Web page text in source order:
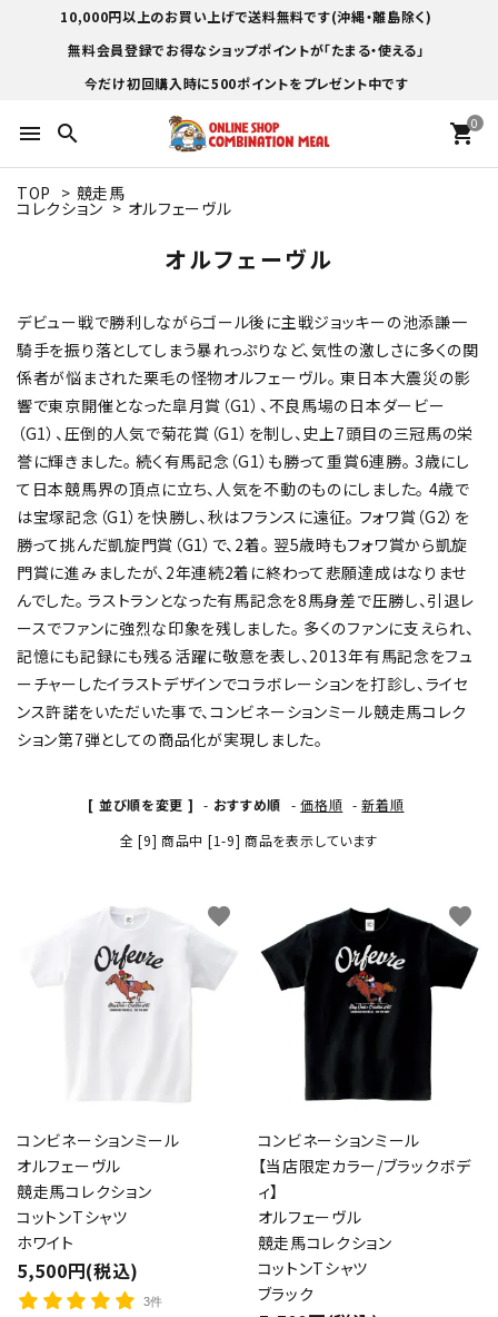
10,000円以上のお買い上げで送料無料です(沖縄・離島除く)
無料会員登録でお得なショップポイントが「たまる・使える」
今だけ初回購入時に500ポイントをプレゼント中です
menu search 0
shopping_cart
TOP > 競走馬
コレクション > オルフェーヴル
オルフェーヴル
デビュー戦で勝利しながらゴール後に主戦ジョッキーの池添謙一
騎手を振り落としてしまう暴れっぷりなど、気性の激しさに多くの関
係者が悩まされた栗毛の怪物オルフェーヴル。 東日本大震災の影
響で東京開催となった皐月賞（G1）、不良馬場の日本ダービー
（G1）、圧倒的人気で菊花賞（G1）を制し、史上7頭目の三冠馬の栄
誉に輝きました。 続く有馬記念（G1）も勝って重賞6連勝。 3歳にし
て日本競馬界の頂点に立ち、人気を不動のものにしました。 4歳で
は宝塚記念（G1）を快勝し、秋はフランスに遠征。 フォワ賞（G2）を
勝って挑んだ凱旋門賞（G1）で、2着。 翌5歳時もフォワ賞から凱旋
門賞に進みましたが、2年連続2着に終わって悲願達成はなりませ
んでした。 ラストランとなった有馬記念を8馬身差で圧勝し、引退レ
ースでファンに強烈な印象を残しました。 多くのファンに支えられ、
記憶にも記録にも残る活躍に敬意を表し、2013年有馬記念をフュ
ーチャーしたイラストデザインでコラボレーションを打診し、ライセ
ンス許諾をいただいた事で、コンビネーションミール競走馬コレク
ション第7弾としての商品化が実現しました。
[ 並び順を変更 ] - おすすめ順 -価格順 -新着順
全 [9] 商品中 [1-9] 商品を表示しています
コンビネーションミール
オルフェーヴル
競走馬コレクション
コットンTシャツ
ホワイト
5,500円(税込)
3件
favorite
コンビネーションミール
【当店限定カラー/ブラックボデ
ィ】
オルフェーヴル
競走馬コレクション
コットンTシャツ
ブラック
favorite